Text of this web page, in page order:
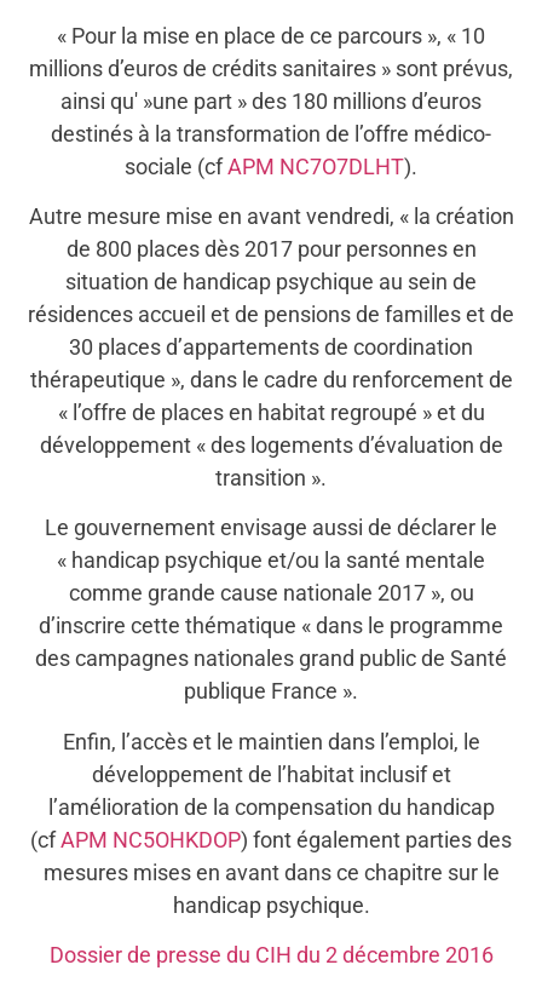
« Pour la mise en place de ce parcours », « 10
millions d’euros de crédits sanitaires » sont prévus,
ainsi qu' »une part » des 180 millions d’euros
destinés à la transformation de l’offre médico-
sociale (cfAPM NC7O7DLHT).
Autre mesure mise en avant vendredi, « la création
de 800 places dès 2017 pour personnes en
situation de handicap psychique au sein de
résidences accueil et de pensions de familles et de
30 places d’appartements de coordination
thérapeutique », dans le cadre du renforcement de
« l’offre de places en habitat regroupé » et du
développement « des logements d’évaluation de
transition ».
Le gouvernement envisage aussi de déclarer le
« handicap psychique et/ou la santé mentale
comme grande cause nationale 2017 », ou
d’inscrire cette thématique « dans le programme
des campagnes nationales grand public de Santé
publique France ».
Enfin, l’accès et le maintien dans l’emploi, le
développement de l’habitat inclusif et
l’amélioration de la compensation du handicap
(cfAPM NC5OHKDOP) font également parties des
mesures mises en avant dans ce chapitre sur le
handicap psychique.
Dossier de presse du CIH du 2 décembre 2016